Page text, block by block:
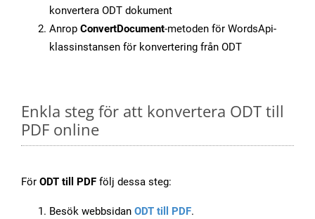
konvertera ODT dokument
Anrop ConvertDocument-metoden för WordsApi-
klassinstansen för konvertering från ODT
Enkla steg för att konvertera ODT till
PDF online
För ODT till PDF följ dessa steg:
Besök webbsidan ODT till PDF.